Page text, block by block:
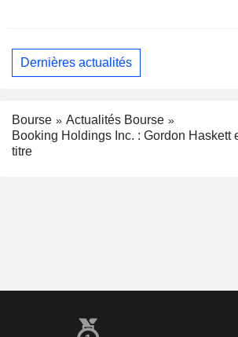
Dernières actualités
Bourse
Actualités Bourse
Booking Holdings Inc. : Gordon Haskett
titre